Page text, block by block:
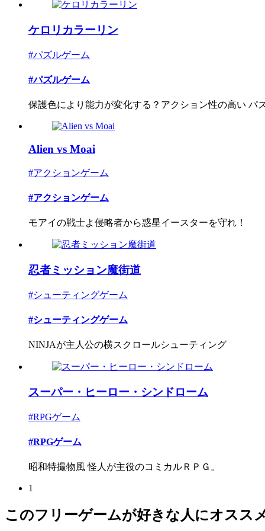
ケロリカラーリン
#パズルゲーム
#パズルゲーム
保護色により能力が変化する？アクション性の高い パ
Alien vs Moai
#アクションゲーム
#アクションゲーム
モアイの戦士よ侵略者から惑星イースターを守れ！
忍者ミッション魔街道
#シューティングゲーム
#シューティングゲーム
NINJAが主人公の横スクロールシューティング
スーパー・ヒーロー・シンドローム
#RPGゲーム
#RPGゲーム
昭和特撮物風 怪人が主役のコミカルＲＰＧ。
1
このフリーゲームが好きな人にオスス